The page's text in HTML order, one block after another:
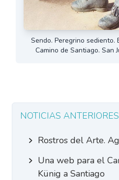
Sendo. Peregrino
Camino de Santiago. San
NOTICIAS ANTERIORES
Rostros del Arte.
Una web para el
Künig a Santiago